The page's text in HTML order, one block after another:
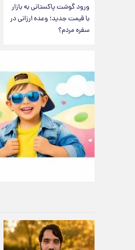
ورود گوشت پاکستانی به بازار
با قیمت جدید؛ وعده ارزانی در
سفره مردم؟